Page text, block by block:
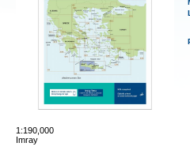
1:190,000
Imray